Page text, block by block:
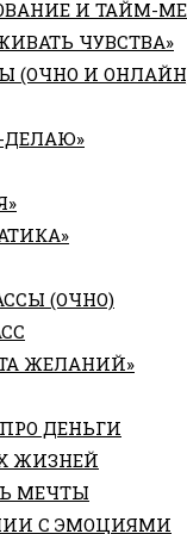
И ТАЙМ-
ЧУВСТВА»
(ОЧНО И
ДЕЛАЮ»
(ОЧНО)
ЖЕЛАНИЙ»
ДЕНЬГИ
ЖИЗНЕЙ
МЕЧТЫ
С ЭМОЦИЯМИ